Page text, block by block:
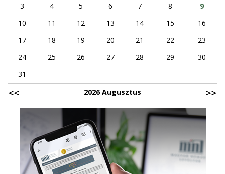
3
4 5 6 7 8
9
10
11 12 13 14 15
16
17
18 19 20 21 22
23
24
25 26 27 28 29
30
31
2026 Augusztus